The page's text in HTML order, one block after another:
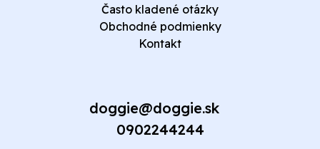
Často kladené otázky
Obchodné podmienky
Kontakt
doggie@doggie.sk
0902244244